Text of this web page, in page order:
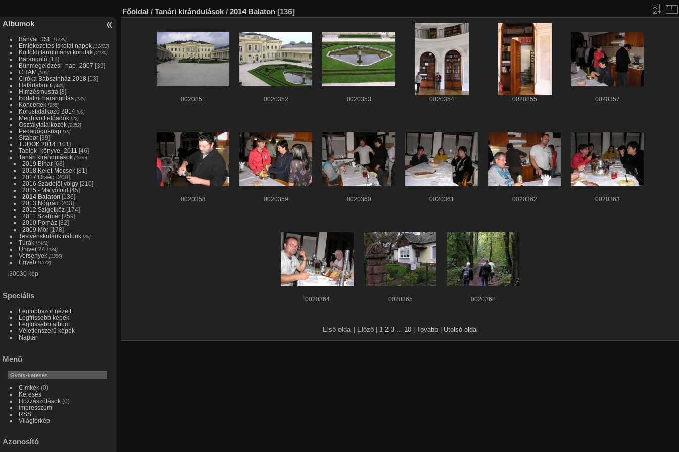
Albumok
Bányai DSE [1739]
Emlékezetes iskolai napok [12872]
Külföldi tanulmányi körutak [2130]
Barangoló [12]
Bűnmegelőzési_nap_2007 [39]
CHAM [500]
Ciróka Bábszínház 2018 [13]
Határtalanul [449]
Hímzésmustra [8]
Irodalmi barangolás [139]
Koncertek [265]
Kórustalálkozó 2014 [60]
Meghívott előadók [22]
Osztálytalálkozók [2352]
Pedagógusnap [19]
Sítábor [39]
TUDOK 2014 [101]
Tablók_könyve_2011 [46]
Tanári kirándulások [1636]
2019 Bihar [68]
2018 Kelet-Mecsek [81]
2017 Őrség [200]
2016 Szádelői völgy [210]
2015 - Matyóföld [45]
2014 Balaton [136]
2013 Nógrád [203]
2012 Szigetköz [174]
2011 Szatmár [259]
2010 Pomáz [82]
2009 Mór [178]
Testvériskolánk nálunk [36]
Túrák [4442]
Univer 24 [184]
Versenyek [1356]
Egyéb [1572]
30030 kép
Speciális
Legtöbbször nézett
Legfrissebb képek
Legfrissebb album
Véletlenszerű képek
Naptár
Menü
Címkék(0)
Keresés
Hozzászólások(0)
Impresszum
RSS
Világtérkép
Azonosító
Főoldal / Tanári kirándulások / 2014 Balaton [136]
0020351 0020352 0020353 0020354 0020355 0020357
0020358 0020359 0020360 0020361 0020362 0020363
0020364 0020365 0020368
Első oldal | Előző | 1 2 3... 10 Tovább Utolsó oldal